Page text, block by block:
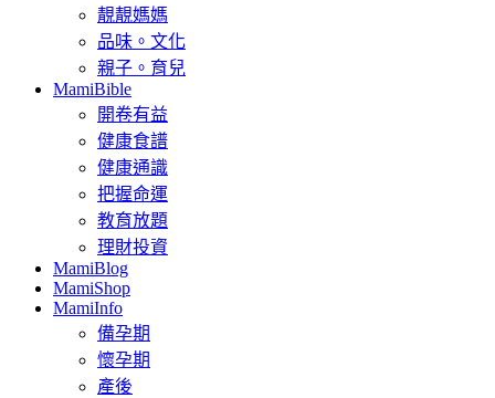
靚靚媽媽
品味。文化
親子。育兒
MamiBible
開卷有益
健康食譜
健康通識
把握命運
教育放題
理財投資
MamiBlog
MamiShop
MamiInfo
備孕期
懷孕期
產後